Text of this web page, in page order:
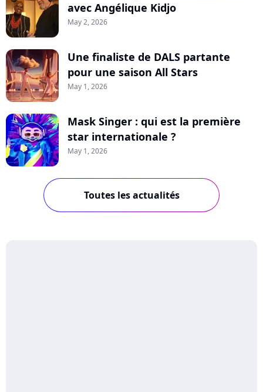
avec Angélique Kidjo
May 2, 2026
Une finaliste de DALS partante
pour une saison All Stars
May 1, 2026
Mask Singer : qui est la première
star internationale ?
May 1, 2026
Toutes les actualités